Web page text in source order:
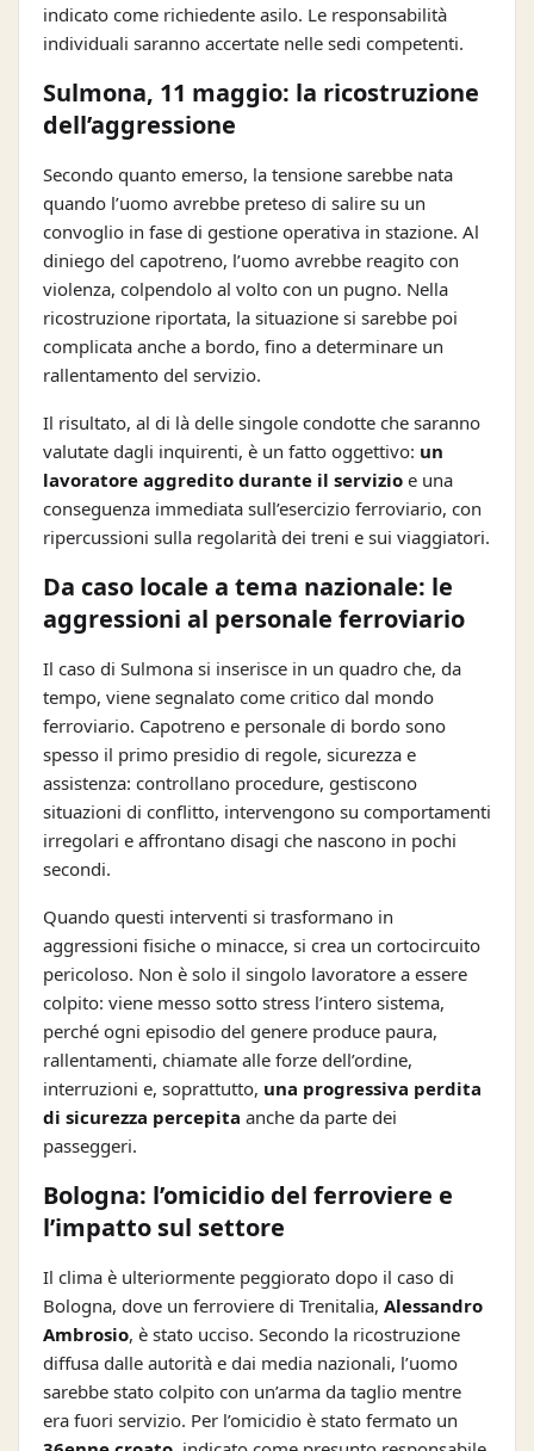
indicato come richiedente asilo. Le responsabilità
individuali saranno accertate nelle sedi competenti.
Sulmona, 11 maggio: la ricostruzione
dell’aggressione
Secondo quanto emerso, la tensione sarebbe nata
quando l’uomo avrebbe preteso di salire su un
convoglio in fase di gestione operativa in stazione. Al
diniego del capotreno, l’uomo avrebbe reagito con
violenza, colpendolo al volto con un pugno. Nella
ricostruzione riportata, la situazione si sarebbe poi
complicata anche a bordo, fino a determinare un
rallentamento del servizio.
Il risultato, al di là delle singole condotte che saranno
valutate dagli inquirenti, è un fatto oggettivo: un
lavoratore aggredito durante il servizio e una
conseguenza immediata sull’esercizio ferroviario, con
ripercussioni sulla regolarità dei treni e sui viaggiatori.
Da caso locale a tema nazionale: le
aggressioni al personale ferroviario
Il caso di Sulmona si inserisce in un quadro che, da
tempo, viene segnalato come critico dal mondo
ferroviario. Capotreno e personale di bordo sono
spesso il primo presidio di regole, sicurezza e
assistenza: controllano procedure, gestiscono
situazioni di conflitto, intervengono su comportamenti
irregolari e affrontano disagi che nascono in pochi
secondi.
Quando questi interventi si trasformano in
aggressioni fisiche o minacce, si crea un cortocircuito
pericoloso. Non è solo il singolo lavoratore a essere
colpito: viene messo sotto stress l’intero sistema,
perché ogni episodio del genere produce paura,
rallentamenti, chiamate alle forze dell’ordine,
interruzioni e, soprattutto, una progressiva perdita
di sicurezza percepita anche da parte dei
passeggeri.
Bologna: l’omicidio del ferroviere e
l’impatto sul settore
Il clima è ulteriormente peggiorato dopo il caso di
Bologna, dove un ferroviere di Trenitalia, Alessandro
Ambrosio, è stato ucciso. Secondo la ricostruzione
diffusa dalle autorità e dai media nazionali, l’uomo
sarebbe stato colpito con un’arma da taglio mentre
era fuori servizio. Per l’omicidio è stato fermato un